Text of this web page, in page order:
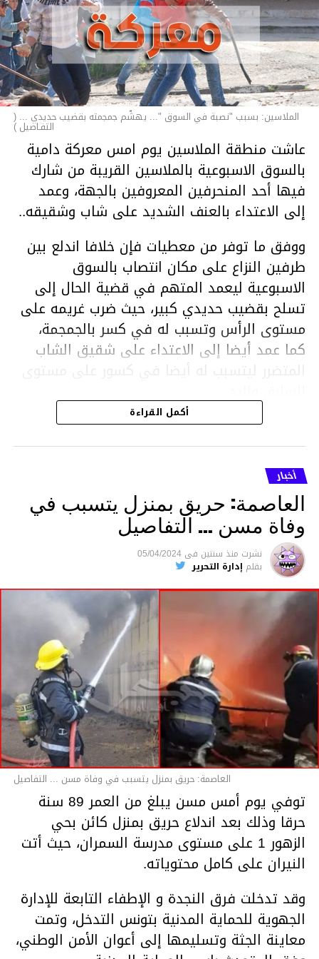
الملاسين: بسبب "نصبة في السوق "... يهشّم جمجمته بقضيب حديدي ... (
التفـاصيل )
عاشت منطقة الملاسين يوم امس معركة دامية
بالسوق الاسبوعية بالملاسين القريبة من شارك
فيها أحد المنحرفين المعروفين بالجهة، وعمد
إلى الاعتداء بالعنف الشديد على شاب وشقيقه..
ووفق ما توفر من معطيات فإن خلافا اندلع بين
طرفين النزاع على مكان انتصاب بالسوق
الاسبوعية ليعمد المتهم في قضية الحال إلى
تسلح بقضيب حديدي كبير، حيث ضرب غريمه على
مستوى الرأس وتسبب له في كسر بالجمجمة،
كما عمد أيضا إلى الاعتداء على شقيق الشاب
المتضرر ليتسبب له أيضا في كسور على مستوى
هذا وقد تمكن أعوان مركز الأمن الوطني بحي
هلال في توقيت قياسي من محاصرة المشتبه به
والقبض عليه وإحالته على التحقيق في خصوص
ما نُسبه إليه.
متابعة
قسم الاخبار
أكمل القراءة
أخبار
العاصمة: حريق بمنزل يتسبب في
وفاة مسن … التفاصيل
نشرت منذ سنتين فى 05/04/2024
بقلم إدارة التحرير
العاصمة: حريق بمنزل يتسبب في وفاة مسن ... التفاصيل
توفي يوم أمس مسن يبلغ من العمر 89 سنة
حرقا وذلك بعد اندلاع حريق بمنزل كائن بحي
الزهور 1 على مستوى مدرسة السمران، حيث أتت
النيران على كامل محتوياته.
وقد تدخلت فرق النجدة و الإطفاء التابعة للإدارة
الجهوية للحماية المدنية بتونس التدخل، وتمت
معاينة الجثة وتسليمها إلى أعوان الأمن الوطني،